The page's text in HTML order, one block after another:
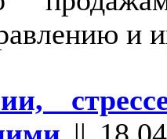
и